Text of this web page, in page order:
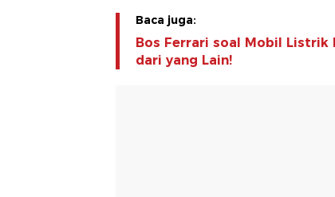
Baca juga:
Bos Ferrari soal Mobil Listrik
dari yang Lain!